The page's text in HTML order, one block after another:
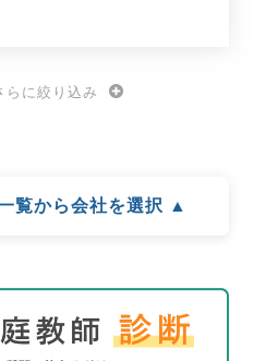
らに絞り込み
覧から会社を選択 ▲